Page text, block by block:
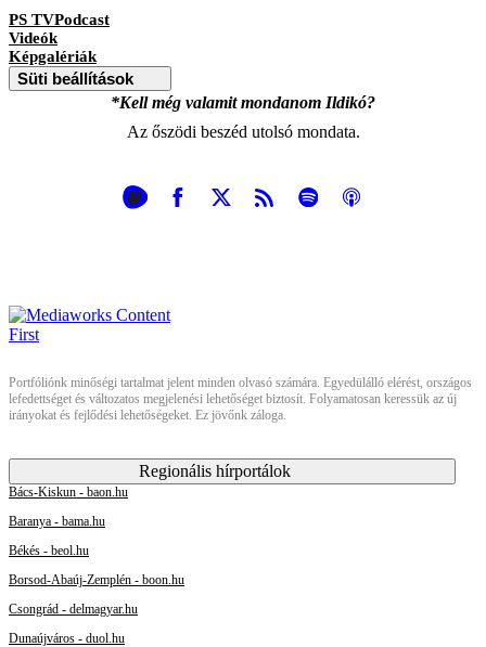
PS TVPodcast
Videók
Képgalériák
Süti beállítások
*Kell még valamit mondanom Ildikó?
Az őszödi beszéd utolsó mondata.
Portfóliónk minőségi tartalmat jelent minden olvasó számára. Egyedülálló elérést, országos
lefedettséget és változatos megjelenési lehetőséget biztosít. Folyamatosan keressük az új
irányokat és fejlődési lehetőségeket. Ez jövőnk záloga.
Regionális hírportálok
Bács-Kiskun - baon.hu
Baranya - bama.hu
Békés - beol.hu
Borsod-Abaúj-Zemplén - boon.hu
Csongrád - delmagyar.hu
Dunaújváros - duol.hu